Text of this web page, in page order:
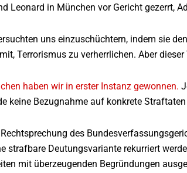
Leonard in München vor Gericht gezerrt,
uns einzuschüchtern, indem sie
Terrorismus zu verherrlichen. Aber
haben wir in erster Instanz gewonnen.
keine Bezugnahme auf konkrete
des
strafbare Deutungsvariante rekurriert
mit überzeugenden Begründungen